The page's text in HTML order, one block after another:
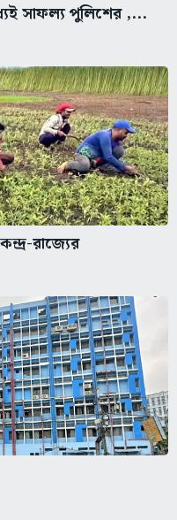
সাফল্য পুলিশের ,...
রাজ্যের